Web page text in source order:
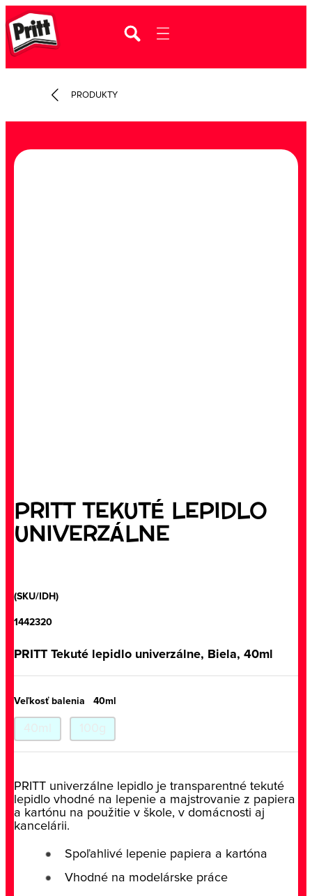
PRODUKTY
PRITT TEKUTÉ LEPIDLO
UNIVERZÁLNE
(SKU/IDH)
1442320
PRITT Tekuté lepidlo univerzálne, Biela, 40ml
Veľkosť balenia 40ml
PRITT univerzálne lepidlo je transparentné tekuté
lepidlo vhodné na lepenie a majstrovanie z papiera
a kartónu na použitie v škole, v domácnosti aj
kancelárii.
Spoľahlivé lepenie papiera a kartóna
Vhodné na modelárske práce